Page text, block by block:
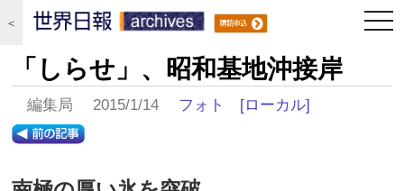
＜
「しらせ」、昭和基地沖接岸
編集局 2015/1/14 フォト [ローカル]